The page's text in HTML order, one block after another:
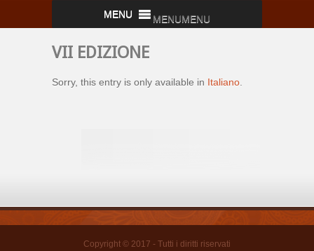
MENUMENU
VII EDIZIONE
Sorry, this entry is only available in Italiano
Copyright © 2017 - Tutti i diritti riservati